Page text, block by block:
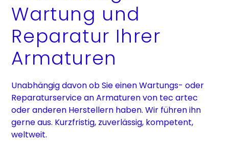
Wartung und
Reparatur Ihrer
Armaturen
Unabhängig davon ob Sie einen Wartungs- oder
Reparaturservice an Armaturen von tec artec
oder anderen Herstellern haben. Wir führen ihn
gerne aus. Kurzfristig, zuverlässig, kompetent,
weltweit.